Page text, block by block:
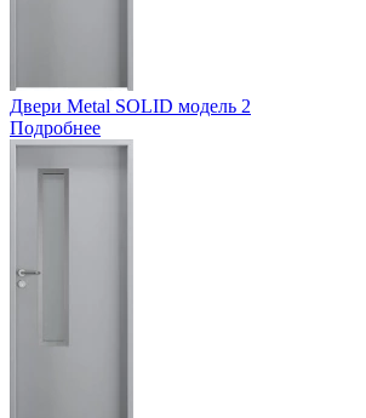
Двери Metal SOLID модель 2
Подробнее